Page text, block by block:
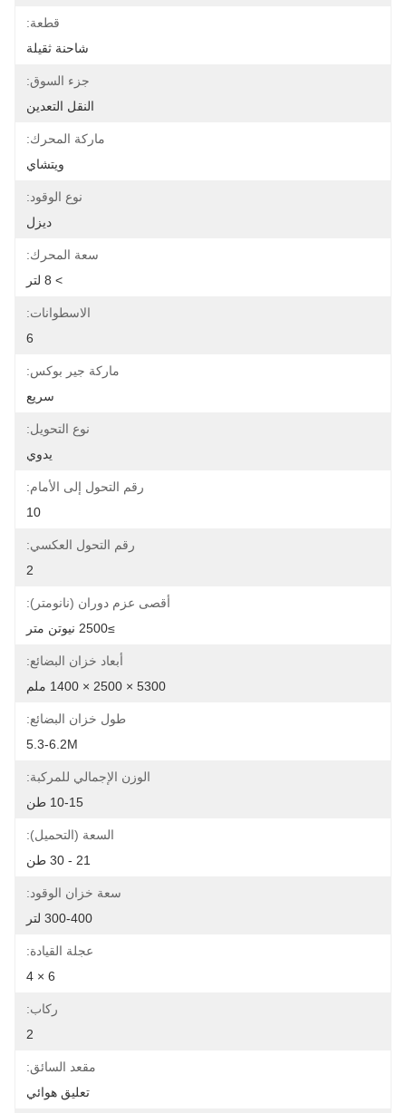
قطعة:
شاحنة ثقيلة
جزء السوق:
النقل التعدين
ماركة المحرك:
ويتشاي
نوع الوقود:
ديزل
سعة المحرك:
> 8 لتر
الاسطوانات:
6
ماركة جير بوكس:
سريع
نوع التحويل:
يدوي
رقم التحول إلى الأمام:
10
رقم التحول العكسي:
2
أقصى عزم دوران (نانومتر):
≥2500 نيوتن متر
أبعاد خزان البضائع:
5300 × 2500 × 1400 ملم
طول خزان البضائع:
5.3-6.2M
الوزن الإجمالي للمركبة:
10-15 طن
السعة (التحميل):
21 - 30 طن
سعة خزان الوقود:
300-400 لتر
عجلة القيادة:
6 × 4
ركاب:
2
مقعد السائق:
تعليق هوائي